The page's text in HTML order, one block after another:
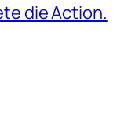
die Action.